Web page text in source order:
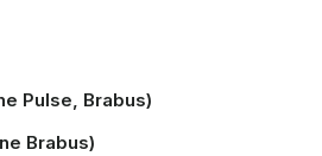
Pulse, Brabus)
Brabus)